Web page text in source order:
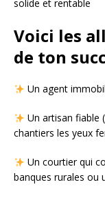
solide et rentable
Voici les
de ton
Un agent
Un artisan fiable
chantiers les yeux
Un courtier qui
banques rurales ou